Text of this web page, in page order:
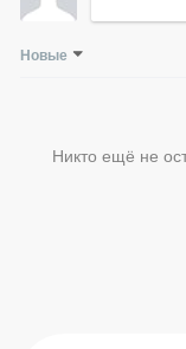
Новые
Никто ещё не